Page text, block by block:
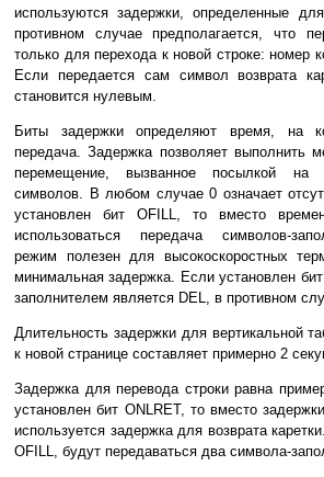
используются задержки, определенные
противном случае предполагается, что
только для перехода к новой строке: номер
Если передается сам символ возврата
становится нулевым.
Биты задержки определяют время, на
передача. Задержка позволяет выполнить
перемещение, вызванное посылкой на
символов. В любом случае 0 означает
установлен бит OFILL, то вместо
использоваться передача символов-
режим полезен для высокоскоростных
минимальная задержка. Если установлен
заполнителем является DEL, в противном
Длительность задержки для вертикальной
к новой странице составляет примерно 2
Задержка для перевода строки равна
установлен бит ONLRET, то вместо
используется задержка для возврата
OFILL, будут передаваться два символа-